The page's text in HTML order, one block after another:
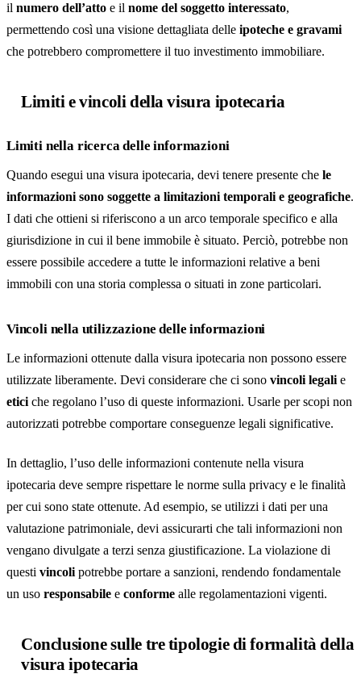
il numero dell’atto e il nome del soggetto interessato,
permettendo così una visione dettagliata delle ipoteche e gravami
che potrebbero compromettere il tuo investimento immobiliare.
Limiti e vincoli della visura ipotecaria
Limiti nella ricerca delle informazioni
Quando esegui una visura ipotecaria, devi tenere presente che le
informazioni sono soggette a limitazioni temporali e geografiche.
I dati che ottieni si riferiscono a un arco temporale specifico e alla
giurisdizione in cui il bene immobile è situato. Perciò, potrebbe non
essere possibile accedere a tutte le informazioni relative a beni
immobili con una storia complessa o situati in zone particolari.
Vincoli nella utilizzazione delle informazioni
Le informazioni ottenute dalla visura ipotecaria non possono essere
utilizzate liberamente. Devi considerare che ci sono vincoli legali e
etici che regolano l’uso di queste informazioni. Usarle per scopi non
autorizzati potrebbe comportare conseguenze legali significative.
In dettaglio, l’uso delle informazioni contenute nella visura
ipotecaria deve sempre rispettare le norme sulla privacy e le finalità
per cui sono state ottenute. Ad esempio, se utilizzi i dati per una
valutazione patrimoniale, devi assicurarti che tali informazioni non
vengano divulgate a terzi senza giustificazione. La violazione di
questi vincoli potrebbe portare a sanzioni, rendendo fondamentale
un uso responsabile e conforme alle regolamentazioni vigenti.
Conclusione sulle tre tipologie di formalità della
visura ipotecaria